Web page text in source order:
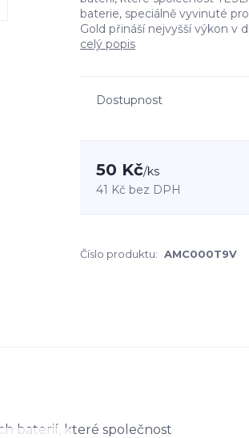
baterie, speciálně vyvinuté
Gold přináší nejvyšší výkon v
celý popis
Dostupnost
50 Kč/ks
41 Kč bez DPH
Číslo produktu: AMC000T9V
baterií, které společnost